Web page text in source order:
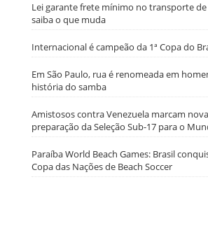
Lei garante frete mínimo no transporte de
saiba o que muda
Internacional é campeão da 1ª Copa do
Em São Paulo, rua é renomeada em
história do samba
Amistosos contra Venezuela marcam
preparação da Seleção Sub-17 para o
Paraíba World Beach Games: Brasil
Copa das Nações de Beach Soccer